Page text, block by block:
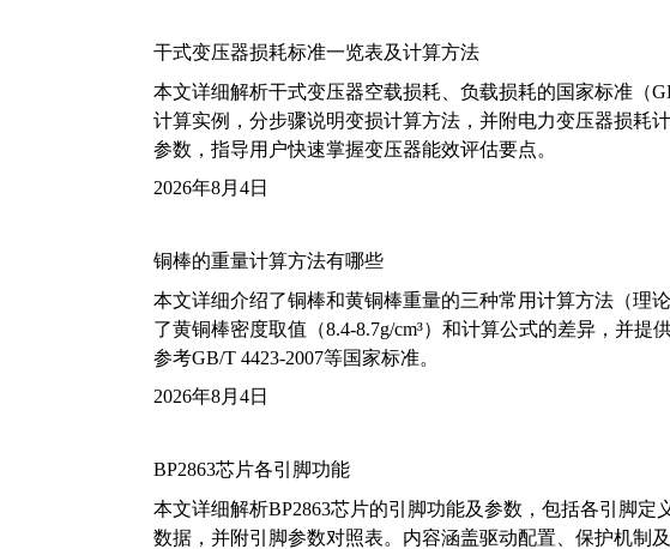
干式变压器损耗标准一览表及计算方法
本文详细解析干式变压器空载损耗、负载损耗的国家标准（
计算实例，分步骤说明变损计算方法，并附电力变压器损耗
参数，指导用户快速掌握变压器能效评估要点。
2026年8月4日
铜棒的重量计算方法有哪些
本文详细介绍了铜棒和黄铜棒重量的三种常用计算方法（理
了黄铜棒密度取值（8.4-8.7g/cm³）和计算公式的差异，并
参考GB/T 4423-2007等国家标准。
2026年8月4日
BP2863芯片各引脚功能
本文详细解析BP2863芯片的引脚功能及参数，包括各引脚
数据，并附引脚参数对照表。内容涵盖驱动配置、保护机制